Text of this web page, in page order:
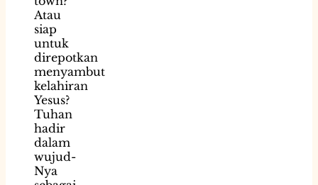
Atau
siap
untuk
direpotkan
menyambut
kelahiran
Yesus?
Tuhan
hadir
dalam
wujud-
Nya